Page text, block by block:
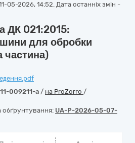
05-2026, 14:52. Дата останніх змін -
ДК 021:2015:
для обробки
частина)
009211-a / на ProZorro /
обґрунтування: UA-P-2026-05-07-